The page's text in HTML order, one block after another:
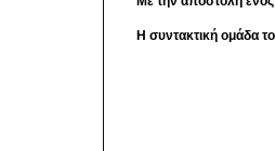
Η συντακτική ομάδα